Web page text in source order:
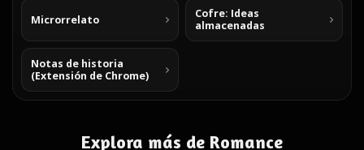
Microrrelato
Cofre: Ideas
almacenadas
Notas de historia
(Extensión de Chrome)
Explora más de Romance